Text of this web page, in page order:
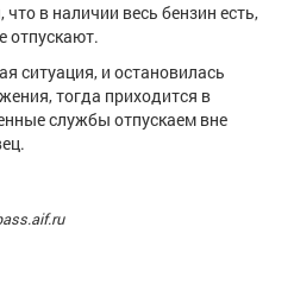
Погода
в наличии весь бензин есть,
отпускают.
ситуация, и остановилась
тогда приходится в
службы отпускаем вне